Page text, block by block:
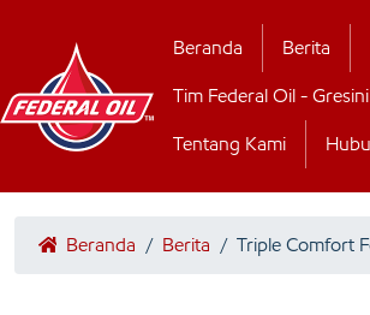
Hubungi Kamii
Beranda Berita
Tim Federal Oil - Gresini
Tentang Kami
Beranda / Berita / Triple Comfort